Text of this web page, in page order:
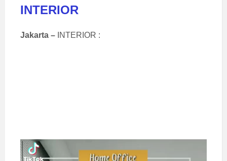
INTERIOR
Jakarta – INTERIOR :